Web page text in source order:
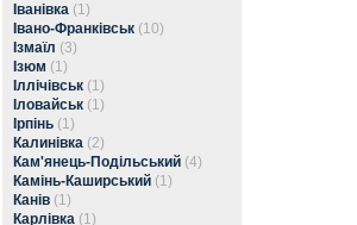
Іванівка (1)
Івано-Франківськ (10)
Ізмаїл (3)
Ізюм (1)
Іллічівськ (1)
Іловайськ (1)
Ірпінь (1)
Калинівка (2)
Кам'янець-Подільський (4)
Камінь-Каширський (1)
Канів (1)
Карлівка (1)